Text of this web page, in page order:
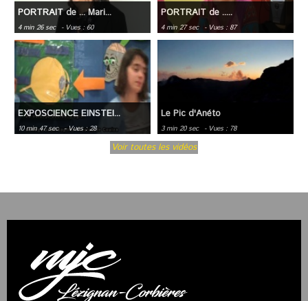
PORTRAIT de ... Mari...
4 min 26 sec - Vues : 60
PORTRAIT de .....
4 min 27 sec - Vues : 87
EXPOSCIENCE EINSTEI...
10 min 47 sec - Vues : 28
Le Pic d'Anéto
3 min 20 sec - Vues : 78
Voir toutes les vidéos